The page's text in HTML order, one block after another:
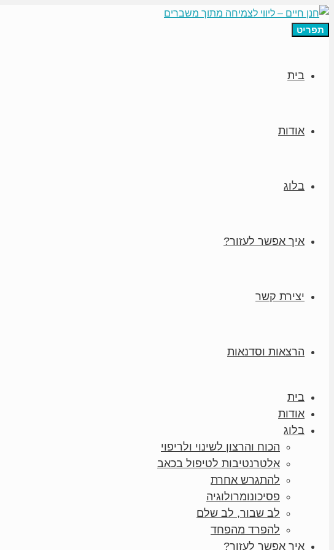
תפריט
בית
אודות
בלוג
איך אפשר לעזור?
יצירת קשר
הרצאות וסדנאות
בית
אודות
בלוג
הכוח והרצון לשינוי ולריפוי
אלטרנטיבות לטיפול בכאב
להתגרש אחרת
פסיכונומרולוגיה
לב שבור, לב שלם
להפרד מהפחד
איך אפשר לעזור?